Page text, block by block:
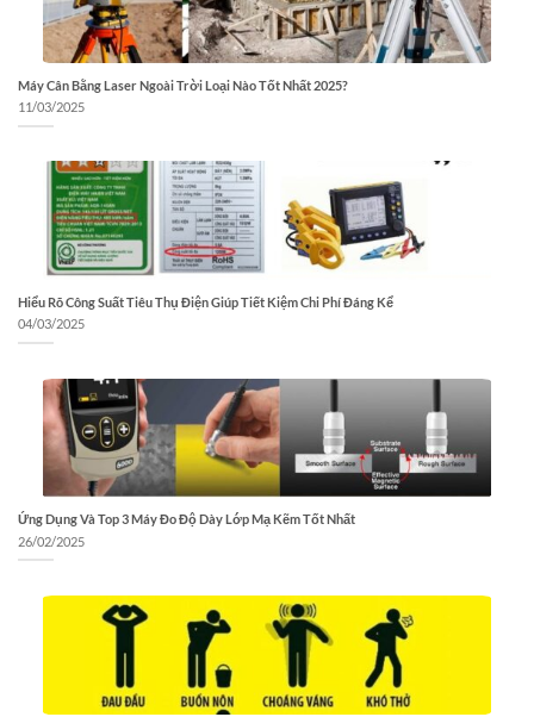
Máy Cân Bằng Laser Ngoài Trời Loại Nào Tốt Nhất 2025?
11/03/2025
Hiểu Rõ Công Suất Tiêu Thụ Điện Giúp Tiết Kiệm Chi Phí Đáng Kể
04/03/2025
Ứng Dụng Và Top 3 Máy Đo Độ Dày Lớp Mạ Kẽm Tốt Nhất
26/02/2025